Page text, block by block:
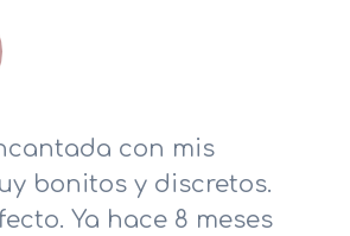
con mis
bonitos y discretos.
Ya hace 8 meses